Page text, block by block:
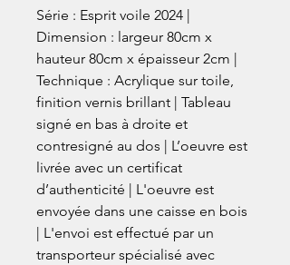
Série : Esprit voile 2024 |
Dimension : largeur 80cm x
hauteur 80cm x épaisseur 2cm |
Technique : Acrylique sur toile,
finition vernis brillant | Tableau
signé en bas à droite et
contresigné au dos | L’oeuvre est
livrée avec un certificat
d’authenticité | L'oeuvre est
envoyée dans une caisse en bois
| L'envoi est effectué par un
transporteur spécialisé avec